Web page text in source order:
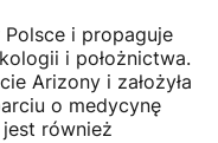
i propaguje
i położnictwa.
Arizony i założyła
o medycynę
również